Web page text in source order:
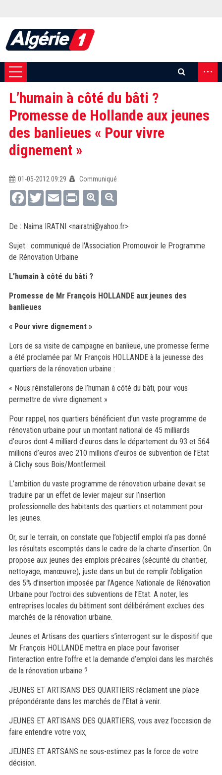
...
L’humain à côté du bâti ?
Promesse de Hollande aux jeunes
des banlieues « Pour vivre
dignement »
01-05-2012 09:29
Communiqué
FacebookTwitterEmail Print
De : Naima IRATNI <nairatni@yahoo.fr>
Sujet : communiqué de l'Association Promouvoir le Programme
de Rénovation Urbaine
L’humain à côté du bâti ?
Promesse de Mr François HOLLANDE aux jeunes des
banlieues
« Pour vivre dignement »
Lors de sa visite de campagne en banlieue, une promesse ferme
a été proclamée par Mr François HOLLANDE à la jeunesse des
quartiers de la rénovation urbaine :
« Nous réinstallerons de l’humain à côté du bâti, pour vous
permettre de vivre dignement »
Pour rappel, nos quartiers bénéficient d’un vaste programme de
rénovation urbaine pour un montant national de 45 milliards
d’euros dont 4 milliard d’euros dans le département du 93 et 564
millions d’euros avec 210 millions d’euros de subvention de l’Etat
à Clichy sous Bois/Montfermeil.
L’ambition du vaste programme de rénovation urbaine devait se
traduire par un effet de levier majeur sur l’insertion
professionnelle des habitants des quartiers et notamment pour
les jeunes.
Or, sur le terrain, on constate que l’objectif emploi n’a pas donné
les résultats escomptés dans le cadre de la charte d’insertion. On
propose aux jeunes des emplois précaires (sécurité du chantier,
nettoyage, manœuvre), juste dans un but de remplir l’obligation
des 5% d’insertion imposée par l’Agence Nationale de Rénovation
Urbaine pour l’octroi des subventions de l’Etat. A noter, les
entreprises locales du bâtiment sont délibérément exclues des
marchés de la rénovation urbaine.
Jeunes et Artisans des quartiers s’interrogent sur le dispositif que
Mr François HOLLANDE mettra en place pour favoriser
l’interaction entre l’offre et la demande d’emploi dans les marchés
de la rénovation urbaine ?
JEUNES ET ARTISANS DES QUARTIERS réclament une place
prépondérante dans les marchés de l’Etat à venir.
JEUNES ET ARTISANS DES QUARTIERS, vous avez l’occasion de
faire entendre votre voix,
JEUNES ET ARTSANS ne sous-estimez pas la force de votre
décision.